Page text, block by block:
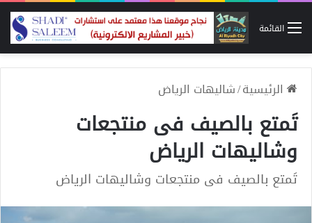
القائمة
الرئيسية/شاليهات الرياض
تَمتع بالصيف فى منتجعات
وشاليهات الرياض
تَمتع بالصيف فى منتجعات وشاليهات الرياض